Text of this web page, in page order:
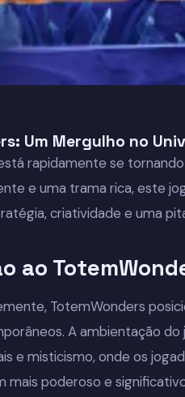
Um Mergulho no
rapidamente se
e uma trama rica, este
criatividade e uma
ao
TotemWonders
A ambientação
e misticismo, onde os
poderoso e